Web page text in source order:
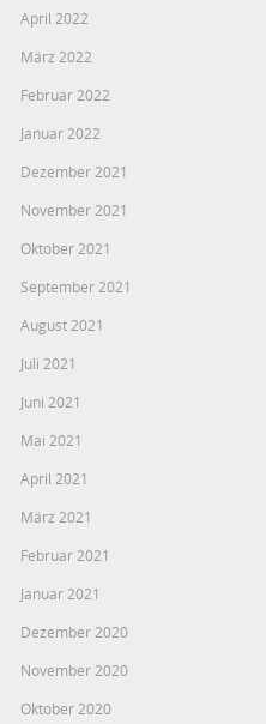
April 2022
März 2022
Februar 2022
Januar 2022
Dezember 2021
November 2021
Oktober 2021
September 2021
August 2021
Juli 2021
Juni 2021
Mai 2021
April 2021
März 2021
Februar 2021
Januar 2021
Dezember 2020
November 2020
Oktober 2020